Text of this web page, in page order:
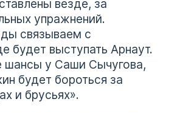
везде, за
упражнений.
связываем с
будет выступать Арнаут.
шансы у Саши Сычугова,
будет бороться за
и брусьях».